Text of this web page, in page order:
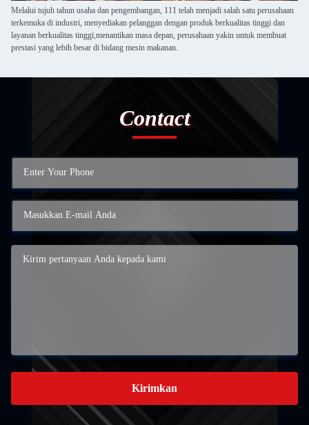
Melalui tujuh tahun usaha dan pengembangan, 111 telah menjadi salah satu perusahaan
terkemuka di industri, menyediakan pelanggan dengan produk berkualitas tinggi dan
layanan berkualitas tinggi,menantikan masa depan, perusahaan yakin untuk membuat
prestasi yang lebih besar di bidang mesin makanan.
Contact
Kirimkan